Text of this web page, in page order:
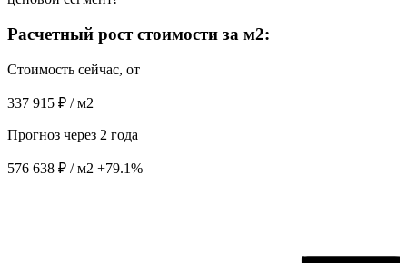
Расчетный рост стоимости за м2:
Стоимость сейчас, от
337 915 ₽ / м2
Прогноз через 2 года
576 638 ₽ / м2 +79.1%